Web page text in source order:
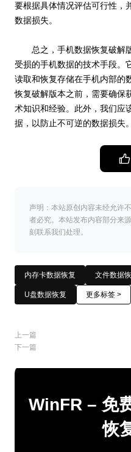
要根据具体情况评估可行性，
数据损失。
总之，手机数据恢复破解
受损的手机数据的技术手段。
读取和恢复存储在手机内部的
恢复破解版本之前，需要确保
术知识和经验。此外，我们应
据，以防止不可逆的数据损失。
声明：本站原创内容未经允许
者必究。本站发布内容部分来
刻联系我们处理。
内存卡数据恢复 文件数据
U盘数据恢复 更多标签 >
上一篇
下一篇
WinFR – 免
恢